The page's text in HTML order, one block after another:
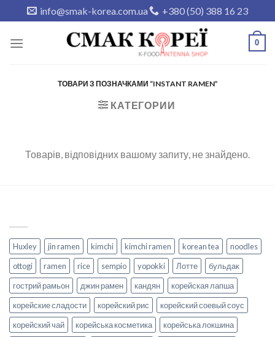
to
content
info@smak-korea.com.ua +380 (50) 388 16 23
0
ТОВАРИ З ПОЗНАЧКАМИ “INSTANT RAMEN”
КАТЕГОРИИ
Товарів, відповідних вашому запиту, не знайдено.
Huxley jin ramen kimchi kimchi ramen korean tea
noodles
ottogi
ramen rice sempio yopokki Лотте
бульдак
гострий рамьон
джин рамен кандян
корейская лапша
корейские сладости
корейский рис
корейский соевый соус
корейский чай
корейська косметика
корейська локшина